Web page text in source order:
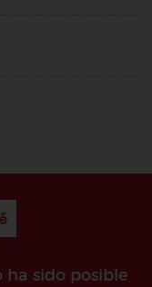
ha sido posible